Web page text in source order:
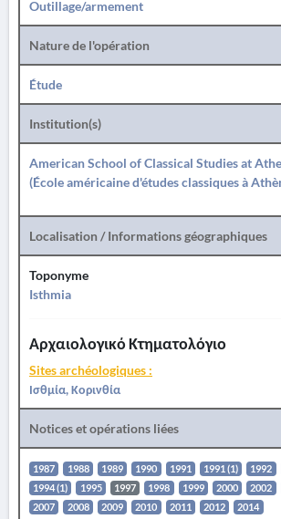
Outillage/armement
Nature de l'opération
Étude
Institution(s)
American School of Classical Studies at
(École américaine d'études classiques à
Localisation / Informations géographiques
Toponyme
Isthmia
Αρχαιολογικό Κτηματολόγιο
Sites archéologiques :
Ισθμία, Κορινθία
Notices et opérations liées
1987 1988 1989 1990 1991 1991 (1) 1992
1994 (1)
1995 1997 1998 1999 2000 2002
2007
2008 2009 2010 2011 2012 2014